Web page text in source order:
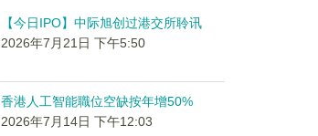
【今日IPO】中际旭创过港交所聆讯
2026年7月21日 下午5:50
香港人工智能職位空缺按年增50%
2026年7月14日 下午12:03